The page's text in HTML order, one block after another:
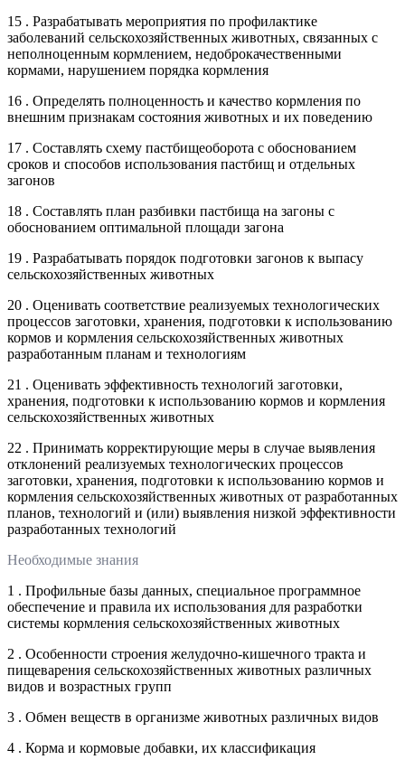
15 . Разрабатывать мероприятия по профилактике
заболеваний сельскохозяйственных животных, связанных с
неполноценным кормлением, недоброкачественными
кормами, нарушением порядка кормления
16 . Определять полноценность и качество кормления по
внешним признакам состояния животных и их поведению
17 . Составлять схему пастбищеоборота с обоснованием
сроков и способов использования пастбищ и отдельных
загонов
18 . Составлять план разбивки пастбища на загоны с
обоснованием оптимальной площади загона
19 . Разрабатывать порядок подготовки загонов к выпасу
сельскохозяйственных животных
20 . Оценивать соответствие реализуемых технологических
процессов заготовки, хранения, подготовки к использованию
кормов и кормления сельскохозяйственных животных
разработанным планам и технологиям
21 . Оценивать эффективность технологий заготовки,
хранения, подготовки к использованию кормов и кормления
сельскохозяйственных животных
22 . Принимать корректирующие меры в случае выявления
отклонений реализуемых технологических процессов
заготовки, хранения, подготовки к использованию кормов и
кормления сельскохозяйственных животных от разработанных
планов, технологий и (или) выявления низкой эффективности
разработанных технологий
Необходимые знания
1 . Профильные базы данных, специальное программное
обеспечение и правила их использования для разработки
системы кормления сельскохозяйственных животных
2 . Особенности строения желудочно-кишечного тракта и
пищеварения сельскохозяйственных животных различных
видов и возрастных групп
3 . Обмен веществ в организме животных различных видов
4 . Корма и кормовые добавки, их классификация